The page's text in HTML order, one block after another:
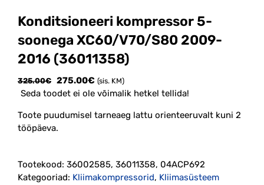
Konditsioneeri kompressor 5-
soonega XC60/V70/S80 2009-
2016 (36011358)
325.00€ Algne
hind
325.00€.
275.00€ Current
price
275.00€.
(sis. KM)
Seda toodet ei ole võimalik hetkel tellida!
Toote puudumisel tarneaeg lattu orienteeruvalt kuni 2
tööpäeva.
Tootekood: 36002585, 36011358, 04ACP692
Kategooriad: Kliimakompressorid, Kliimasüsteem